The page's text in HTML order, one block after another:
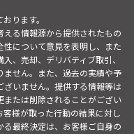
ります。
る情報源から提供されたもの
について意見を表明し、また
、売却、デリバティブ取引、
せん。また、過去の実績や予
いません。提供する情報等は
たは削除されることがござい
様が取った行動の結果に対し
最終決定は、お客様ご自身の